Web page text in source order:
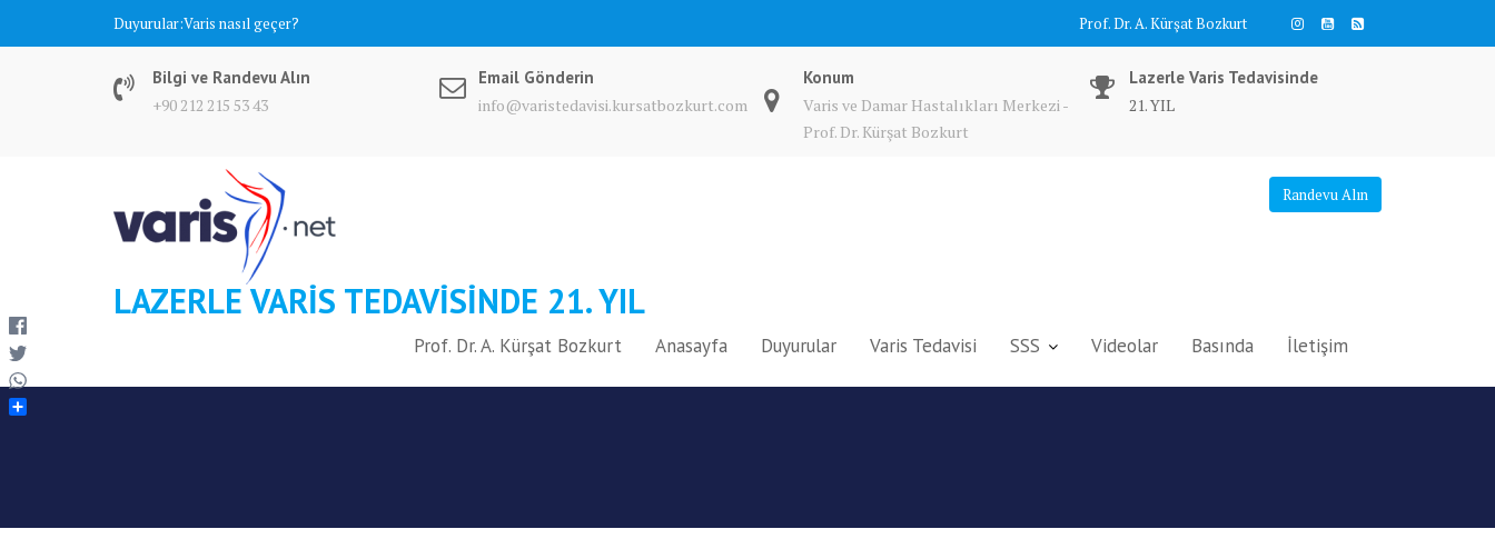
Duyurular:Varis nasıl geçer? Prof. Dr. A. Kürşat Bozkurt
Bilgi ve Randevu Alın
+90 212 215 53 43
Email Gönderin
info@varistedavisi.kursatbozkurt.com
Konum
Varis ve Damar Hastalıkları Merkezi -
Prof. Dr. Kürşat Bozkurt
Lazerle Varis Tedavisinde
21. YIL
LAZERLE VARIS TEDAVISINDE 21. YIL
Randevu Alın
Prof. Dr. A. Kürşat Bozkurt Anasayfa Duyurular Varis Tedavisi SSS Videolar Basında İletişim